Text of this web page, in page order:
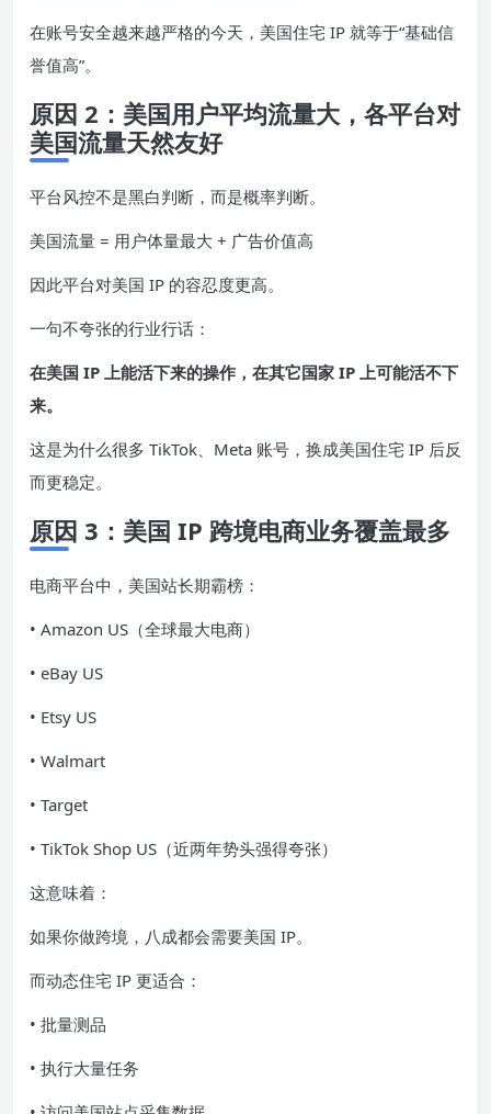
在账号安全越来越严格的今天，美国住宅 IP 就等于“基础信
誉值高”。
原因 2：美国用户平均流量大，各平台对
美国流量天然友好
平台风控不是黑白判断，而是概率判断。
美国流量 = 用户体量最大 + 广告价值高
因此平台对美国 IP 的容忍度更高。
一句不夸张的行业行话：
在美国 IP 上能活下来的操作，在其它国家 IP 上可能活不下
来。
这是为什么很多 TikTok、Meta 账号，换成美国住宅 IP 后反
而更稳定。
原因 3：美国 IP 跨境电商业务覆盖最多
电商平台中，美国站长期霸榜：
• Amazon US（全球最大电商）
• eBay US
• Etsy US
• Walmart
• Target
• TikTok Shop US（近两年势头强得夸张）
这意味着：
如果你做跨境，八成都会需要美国 IP。
而动态住宅 IP 更适合：
• 批量测品
• 执行大量任务